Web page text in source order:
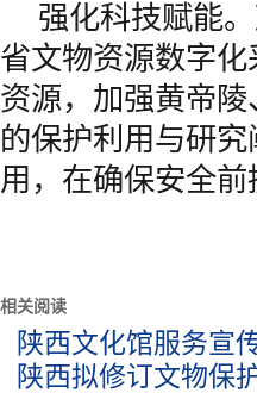
强化科技赋能
省文物资源数字
资源，加强黄帝
的保护利用与研
用，在确保安全
相关阅读
陕西文化馆服务宣
陕西拟修订文物保